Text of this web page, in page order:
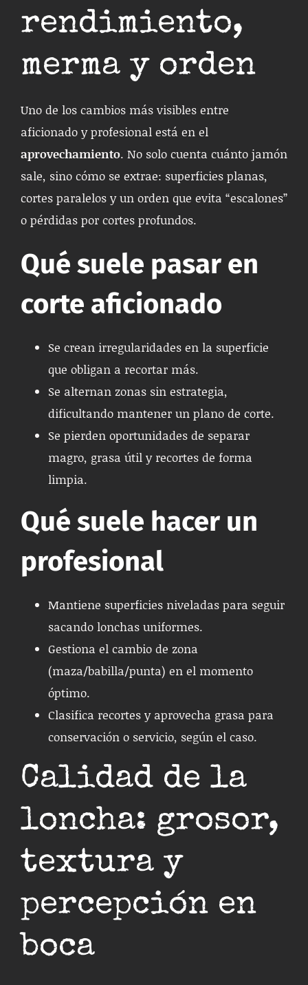
rendimiento,
merma y orden
Uno de los cambios más visibles entre
aficionado y profesional está en el
aprovechamiento. No solo cuenta cuánto jamón
sale, sino cómo se extrae: superficies planas,
cortes paralelos y un orden que evita “escalones”
o pérdidas por cortes profundos.
Qué suele pasar en
corte aficionado
Se crean irregularidades en la superficie
que obligan a recortar más.
Se alternan zonas sin estrategia,
dificultando mantener un plano de corte.
Se pierden oportunidades de separar
magro, grasa útil y recortes de forma
limpia.
Qué suele hacer un
profesional
Mantiene superficies niveladas para seguir
sacando lonchas uniformes.
Gestiona el cambio de zona
(maza/babilla/punta) en el momento
óptimo.
Clasifica recortes y aprovecha grasa para
conservación o servicio, según el caso.
Calidad de la
loncha: grosor,
textura y
percepción en
boca